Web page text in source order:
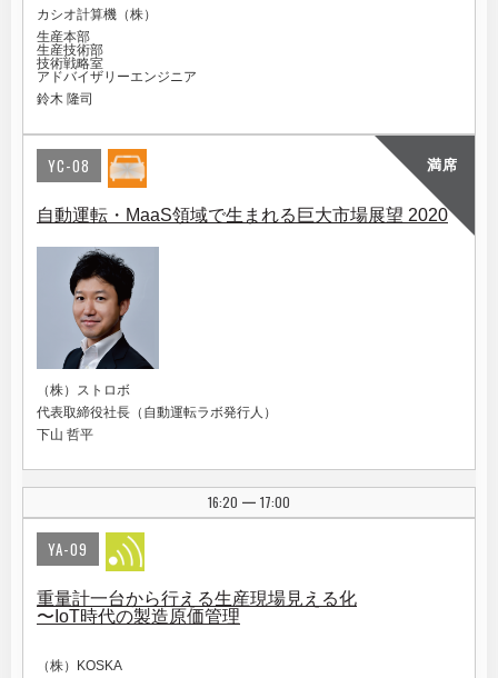
カシオ計算機（株）
生産本部
生産技術部
技術戦略室
アドバイザリーエンジニア
鈴木 隆司
満席
YC-08
自動運転・MaaS領域で生まれる巨大市場展望 2020
（株）ストロボ
代表取締役社長（自動運転ラボ発行人）
下山 哲平
16:20 | 17:00
YA-09
重量計一台から行える生産現場見える化
〜IoT時代の製造原価管理
（株）KOSKA